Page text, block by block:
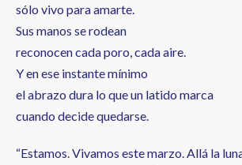
sólo vivo para amarte.
Sus manos se rodean
reconocen cada poro, cada aire.
Y en ese instante mínimo
el abrazo dura lo que un latido marca
cuando decide quedarse.
“Estamos. Vivamos este marzo. Allá la